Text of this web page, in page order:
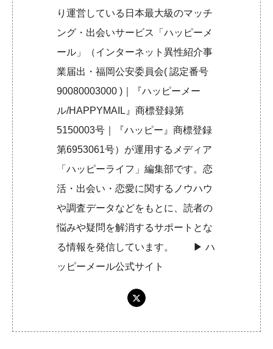
り運営している日本最大級のマッチ
ング・出会いサービス「ハッピーメ
ール」（インターネット異性紹介事
業届出・福岡公安委員会( 認定番号
90080003000 )｜『ハッピーメー
ル/HAPPYMAIL』商標登録第
5150003号｜『ハッピー』商標登録
第6953061号）が運用するメディア
「ハッピーライフ」編集部です。恋
活・出会い・恋愛に関するノウハウ
や調査データなどをもとに、読者の
悩みや疑問を解消するサポートとな
る情報を発信しています。 ▶︎ハ
ッピーメール公式サイト